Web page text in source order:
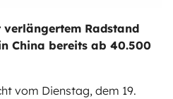
verlängertem Radstand
China bereits ab 40.500
vom Dienstag, dem 19.